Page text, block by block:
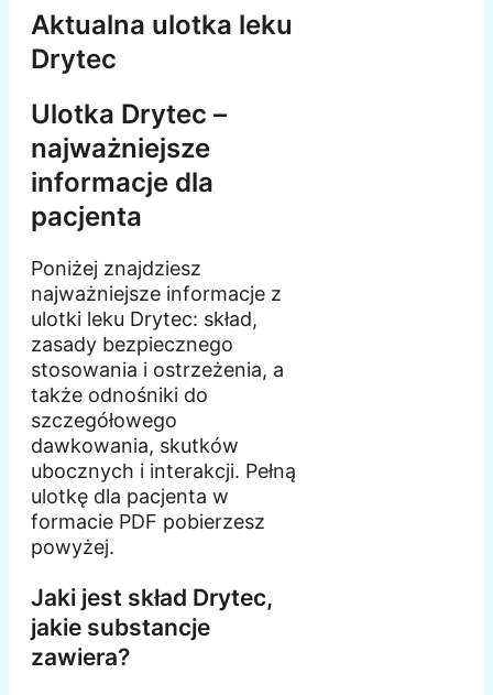
Aktualna ulotka leku
Drytec
Ulotka Drytec –
najważniejsze
informacje dla
pacjenta
Poniżej znajdziesz
najważniejsze informacje z
ulotki leku Drytec: skład,
zasady bezpiecznego
stosowania i ostrzeżenia, a
także odnośniki do
szczegółowego
dawkowania, skutków
ubocznych i interakcji. Pełną
ulotkę dla pacjenta w
formacie PDF pobierzesz
powyżej.
Jaki jest skład Drytec,
jakie substancje
zawiera?